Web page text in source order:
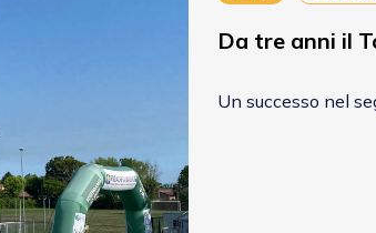
Da tre anni il
Un successo nel